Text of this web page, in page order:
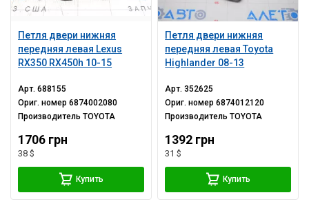
Петля двери нижняя
передняя левая Lexus
RX350 RX450h 10-15
Арт.688155
Ориг. номер6874002080
ПроизводительTOYOTA
1706 грн
38 $
Купить
Петля двери нижняя
передняя левая Toyota
Highlander 08-13
Арт.352625
Ориг. номер6874012120
ПроизводительTOYOTA
1392 грн
31 $
Купить